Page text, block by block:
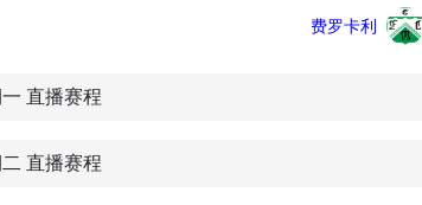
费罗卡利
直播赛程
直播赛程